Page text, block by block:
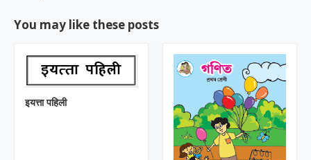
You may like these posts
इयत्ता पहिली